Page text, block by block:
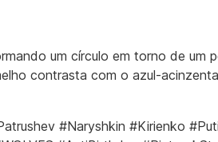
um círculo em torno de um
contrasta com o azul-
#Naryshkin #Kirienko